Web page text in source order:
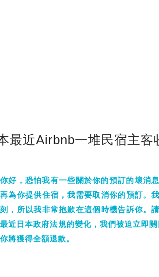
最近Airbnb一堆民宿主客
你好，恐怕我有一些關於你的預訂的壞消
再為你提供住宿，我需要取消你的預訂。
刻，所以我非常抱歉在這個時機告訴你。
最近日本政府法規的變化，我們被迫立即
你將獲得全額退款。